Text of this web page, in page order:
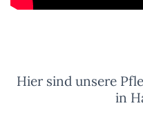
Hier sind unsere
in